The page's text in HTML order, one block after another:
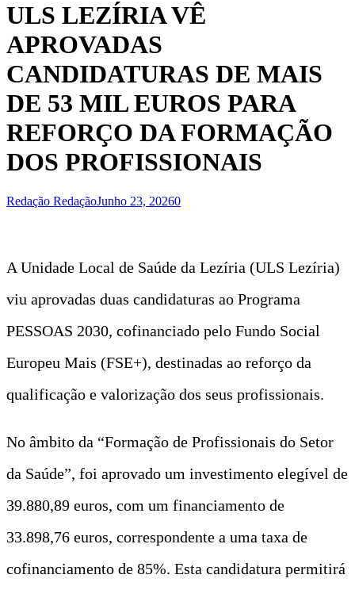
ULS LEZÍRIA VÊ
APROVADAS
CANDIDATURAS DE MAIS
DE 53 MIL EUROS PARA
REFORÇO DA FORMAÇÃO
DOS PROFISSIONAIS
Redação RedaçãoJunho 23, 20260
A Unidade Local de Saúde da Lezíria (ULS Lezíria)
viu aprovadas duas candidaturas ao Programa
PESSOAS 2030, cofinanciado pelo Fundo Social
Europeu Mais (FSE+), destinadas ao reforço da
qualificação e valorização dos seus profissionais.
No âmbito da “Formação de Profissionais do Setor
da Saúde”, foi aprovado um investimento elegível de
39.880,89 euros, com um financiamento de
33.898,76 euros, correspondente a uma taxa de
cofinanciamento de 85%. Esta candidatura permitirá